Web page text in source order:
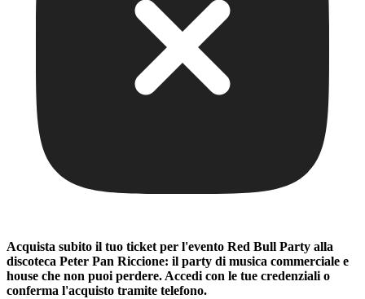
Acquista subito il tuo ticket per l'evento Red Bull Party alla
discoteca Peter Pan Riccione: il party di musica commerciale e
house che non puoi perdere. Accedi con le tue credenziali o
conferma l'acquisto tramite telefono.